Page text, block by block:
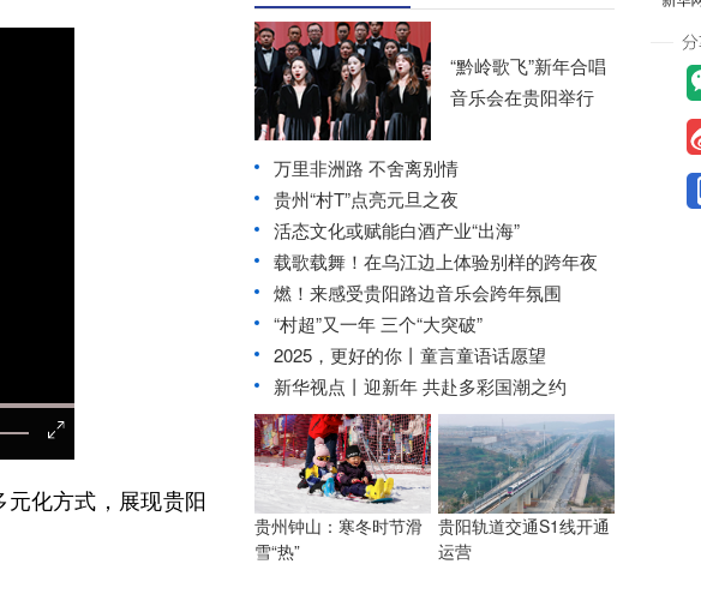
化方式，展现贵阳
“黔岭歌飞”新年合唱
音乐会在贵阳举行
万里非洲路 不舍离别情
贵州“村T”点亮元旦之夜
活态文化或赋能白酒产业“出海”
载歌载舞！在乌江边上体验别样的跨年夜
燃！来感受贵阳路边音乐会跨年氛围
“村超”又一年 三个“大突破”
2025，更好的你丨童言童语话愿望
新华视点丨迎新年 共赴多彩国潮之约
贵州钟山：寒冬时节滑
雪“热”
贵阳轨道交通S1线开通
运营